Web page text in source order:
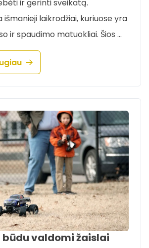
ir gerinti sveikatą.
išmanieji laikrodžiai, kuriuose yra
ir spaudimo matuokliai. Šios …
valdomi žaislai